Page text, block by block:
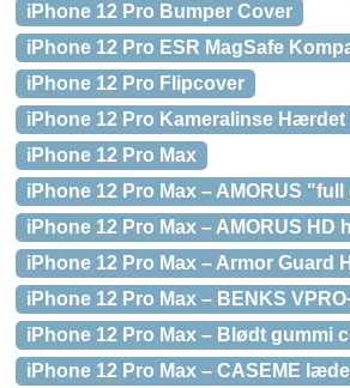
iPhone 12 Pro Bumper Cover
iPhone 12 Pro ESR MagSafe
iPhone 12 Pro Flipcover
iPhone 12 Pro Kameralinse
iPhone 12 Pro Max
iPhone 12 Pro Max – AMORUS
iPhone 12 Pro Max – AMORUS
iPhone 12 Pro Max – Armor Guard
iPhone 12 Pro Max – BENKS
iPhone 12 Pro Max – Blødt gummi
iPhone 12 Pro Max – CASEME